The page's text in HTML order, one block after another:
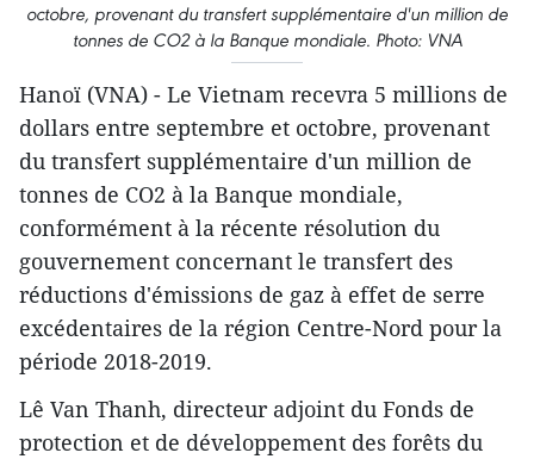
octobre, provenant du transfert supplémentaire d'un million de
tonnes de CO2 à la Banque mondiale. Photo: VNA
Hanoï (VNA) - Le Vietnam recevra 5 millions de
dollars entre septembre et octobre, provenant
du transfert supplémentaire d'un million de
tonnes de CO2 à la Banque mondiale,
conformément à la récente résolution du
gouvernement concernant le transfert des
réductions d'émissions de gaz à effet de serre
excédentaires de la région Centre-Nord pour la
période 2018-2019.
Lê Van Thanh, directeur adjoint du Fonds de
protection et de développement des forêts du